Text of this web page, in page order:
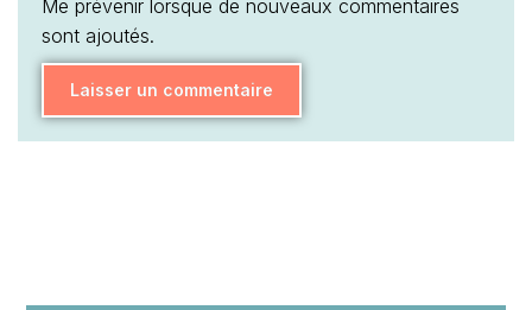
Me prévenir lorsque de nouveaux commentaires
sont ajoutés.